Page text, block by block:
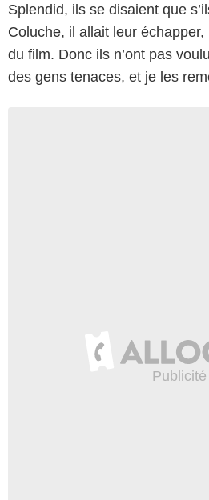
Splendid, ils se disaient que
Coluche, il allait leur
du film. Donc ils n’ont pas
des gens tenaces, et je les